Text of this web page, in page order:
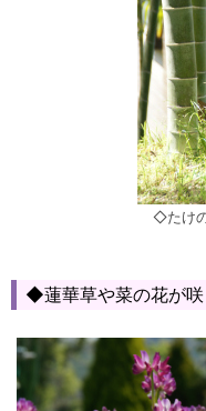
◇たけ
◆蓮華草や菜の花が咲